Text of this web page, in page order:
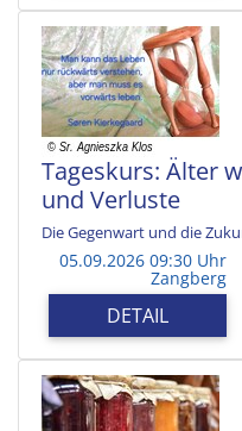
Tageskurs: Älter
und Verluste
Die Gegenwart und die
05.09.2026 09:30 Uhr
Zangberg
DETAIL